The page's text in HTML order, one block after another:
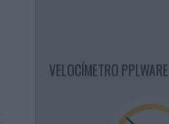
VELOCÍMETRO PPLWARE